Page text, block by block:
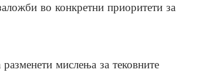
во конкретни приоритети за
мислења за тековните